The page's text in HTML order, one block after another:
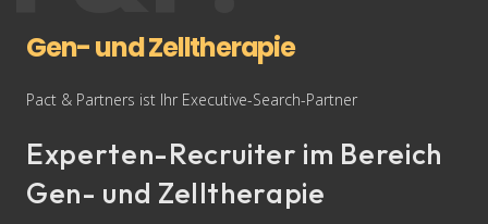
Gen- und Zelltherapie
Pact & Partners ist Ihr Executive-Search-Partner
Experten-Recruiter im Bereich
Gen- und Zelltherapie